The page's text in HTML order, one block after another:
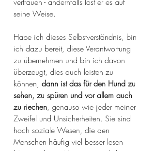
seine Weise.
Habe ich dieses Selbstverständnis, bin
ich dazu bereit, diese Verantwortung
zu übernehmen und bin ich davon
überzeugt, dies auch leisten zu
können, dann ist das für den Hund zu
sehen, zu spüren und vor allem auch
zu riechen, genauso wie jeder meiner
Zweifel und Unsicherheiten. Sie sind
hoch soziale Wesen, die den
Menschen häufig viel besser lesen